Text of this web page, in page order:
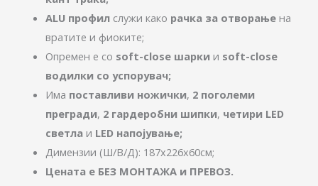
ALU профилслужи како рачка за отворањена
вратите и фиоките;
Опремен е со soft-close шаркии soft-close
водилки со успорувач;
Има поставливи ножички, 2 поголеми
прегради, 2 гардеробни шипки, четири LED
светла и LED напојување;
Димензии (Ш/В/Д): 187х226х60см;
Цената е БЕЗ МОНТАЖА и ПРЕВОЗ.